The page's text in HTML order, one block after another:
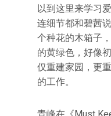
以到这里来学习
连细节都和碧茜
个种花的木箱子
的黄绿色，好像
仅重建家园，更
的工作。
青峰在《Must